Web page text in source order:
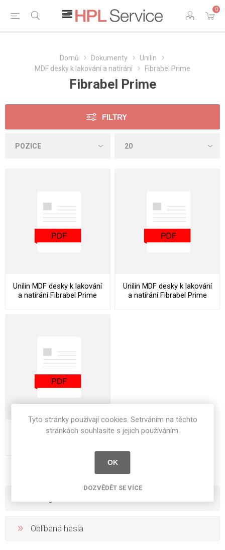
0
Domů Dokumenty
Unilin
MDF desky k lakování a natírání
Fibrabel Prime
Fibrabel Prime
FILTRY
Unilin MDF desky k lakování
a natírání Fibrabel Prime
Unilin MDF desky k lakování
a natírání Fibrabel Prime
Unilin MDF desky k lakování
Oblíbená hesla
Tyto stránky používají cookies. Setrváním na těchto
stránkách souhlasíte s jejich používáním.
OK
DOZVĚDĚT SE VÍCE